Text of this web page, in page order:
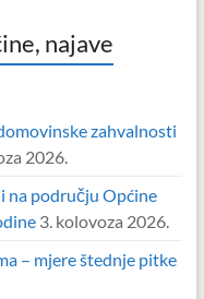
najave
zahvalnosti
2026.
na području Općine
3. kolovoza 2026.
– mjere štednje pitke